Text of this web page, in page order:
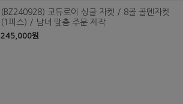
(BZ240928) 코듀로이 싱글 자켓 / 8골 골덴자켓
(1피스) / 남녀 맞춤 주문 제작
245,000원